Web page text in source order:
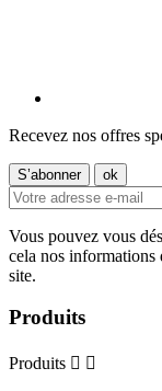
Recevez nos offres
Vous pouvez vous
cela nos informations
site.
Produits
Produits  